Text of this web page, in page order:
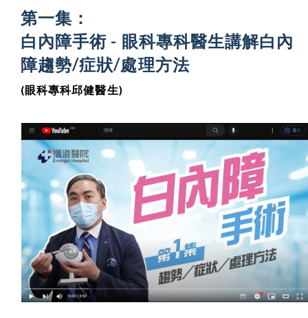
第一集：
白內障手術 - 眼科專科醫生講解白內
障趨勢/症狀/處理方法
(眼科專科邱健醫生)